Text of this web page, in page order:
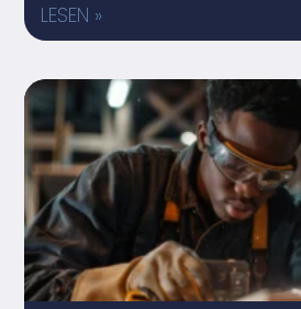
LESEN »